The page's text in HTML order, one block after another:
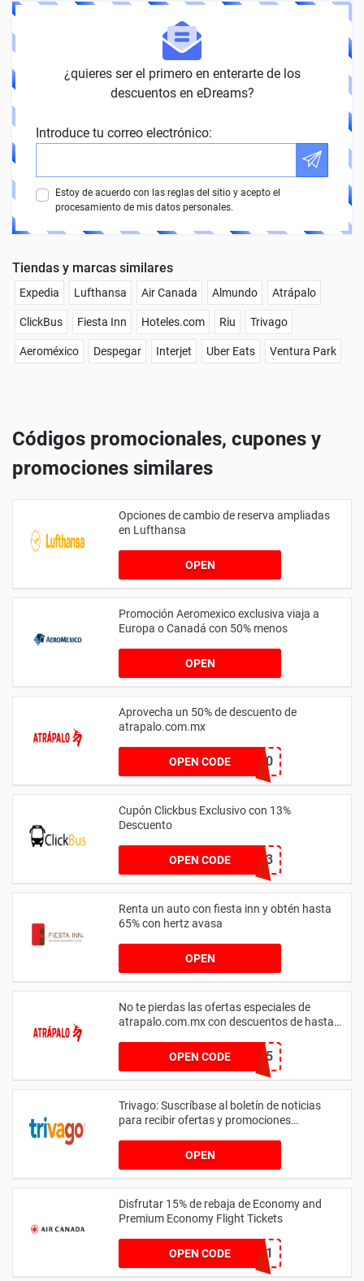
¿quieres ser el primero en enterarte de los
descuentos en eDreams?
Introduce tu correo electrónico:
Estoy de acuerdo con las reglas del sitio y acepto el
procesamiento de mis datos personales.
Tiendas y marcas similares
Expedia Lufthansa Air Canada Almundo Atrápalo
ClickBus Fiesta Inn Hoteles.com Riu Trivago
Aeroméxico Despegar Interjet Uber Eats Ventura Park
Códigos promocionales, cupones y
promociones similares
Opciones de cambio de reserva ampliadas
en Lufthansa
OPEN
Promoción Aeromexico exclusiva viaja a
Europa o Canadá con 50% menos
OPEN
Aprovecha un 50% de descuento de
atrapalo.com.mx
OPEN CODECARIBE50
Cupón Clickbus Exclusivo con 13%
Descuento
OPEN CODE
UNIVERSAL13
Renta un auto con fiesta inn y obtén hasta
65% con hertz avasa
OPEN
No te pierdas las ofertas especiales de
atrapalo.com.mx con descuentos de hasta
OPEN CODEIBERIA25
Trivago: Suscríbase al boletín de noticias
para recibir ofertas y promociones
OPEN
Disfrutar 15% de rebaja de Economy and
Premium Economy Flight Tickets
OPEN CODEKNQP8BK1